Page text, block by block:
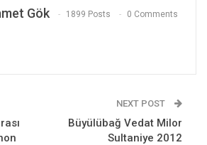
Gök 1899 Posts 0 Comments
NEXT POST
Büyülübağ Vedat Milor
Sultaniye 2012